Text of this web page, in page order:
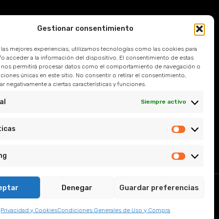
Gestionar consentimiento
las mejores experiencias, utilizamos tecnologías como las cookies para
o acceder a la información del dispositivo. El consentimiento de estas
permitirá procesar datos como el comportamiento de navegación o
únicas en este sitio. No consentir o retirar el consentimiento,
negativamente a ciertas características y funciones.
Siempre activo
Denegar Guardar preferencias
Privacidad y CookiesCondiciones Generales de Uso y Compra
Frecuentes